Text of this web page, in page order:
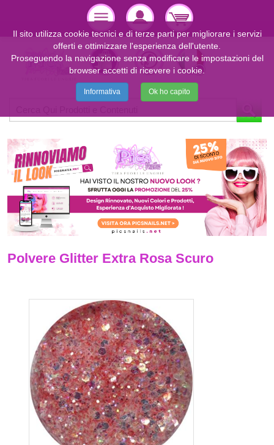
Polvere Glitter Extra Rosa Scuro
Il sito utilizza cookie tecnici e di terze parti per migliorare i servizi
offerti e ottimizzare l'esperienza dell'utente.
Proseguendo la navigazione senza modificare le impostazioni del
browser accetti di ricevere i cookie.
Informativa Ok ho capito